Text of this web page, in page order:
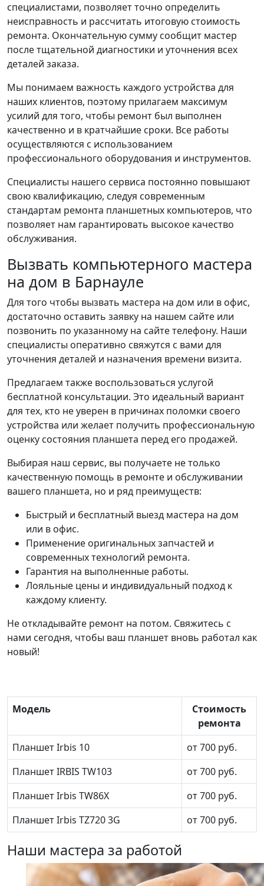
специалистами, позволяет точно определить
неисправность и рассчитать итоговую стоимость
ремонта. Окончательную сумму сообщит мастер
после тщательной диагностики и уточнения всех
деталей заказа.
Мы понимаем важность каждого устройства для
наших клиентов, поэтому прилагаем максимум
усилий для того, чтобы ремонт был выполнен
качественно и в кратчайшие сроки. Все работы
осуществляются с использованием
профессионального оборудования и инструментов.
Специалисты нашего сервиса постоянно повышают
свою квалификацию, следуя современным
стандартам ремонта планшетных компьютеров, что
позволяет нам гарантировать высокое качество
обслуживания.
Вызвать компьютерного мастера
на дом в Барнауле
Для того чтобы вызвать мастера на дом или в офис,
достаточно оставить заявку на нашем сайте или
позвонить по указанному на сайте телефону. Наши
специалисты оперативно свяжутся с вами для
уточнения деталей и назначения времени визита.
Предлагаем также воспользоваться услугой
бесплатной консультации. Это идеальный вариант
для тех, кто не уверен в причинах поломки своего
устройства или желает получить профессиональную
оценку состояния планшета перед его продажей.
Выбирая наш сервис, вы получаете не только
качественную помощь в ремонте и обслуживании
вашего планшета, но и ряд преимуществ:
Быстрый и бесплатный выезд мастера на дом
или в офис.
Применение оригинальных запчастей и
современных технологий ремонта.
Гарантия на выполненные работы.
Лояльные цены и индивидуальный подход к
каждому клиенту.
Не откладывайте ремонт на потом. Свяжитесь с
нами сегодня, чтобы ваш планшет вновь работал как
новый!
Модель
Стоимость
ремонта
Планшет Irbis 10
от 700 руб.
Планшет IRBIS TW103
от 700 руб.
Планшет Irbis TW86X
от 700 руб.
Планшет Irbis TZ720 3G
от 700 руб.
Наши мастера за работой